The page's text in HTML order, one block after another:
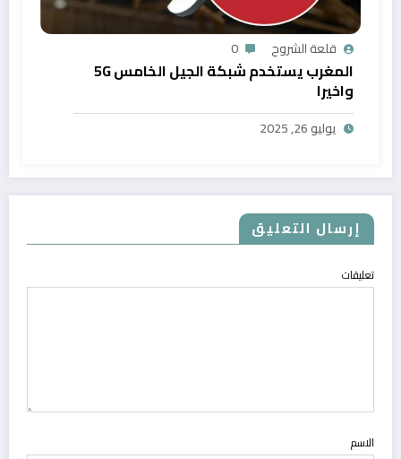
قلعة الشروح 0
المغرب يستخدم شبكة الجيل الخامس 5G
واخيرا
يوليو 26, 2025
إرسال التعليق
تعليقات
الاسم